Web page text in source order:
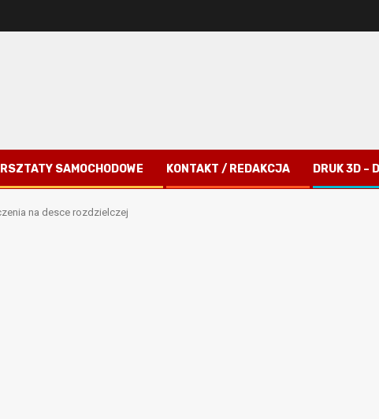
SAMOCHODOWE KONTAKT / REDAKCJA DRUK 3D –
na desce rozdzielczej